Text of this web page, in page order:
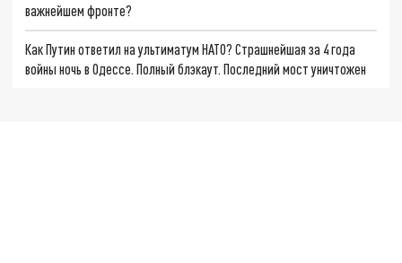
важнейшем фронте?
Как Путин ответил на ультиматум НАТО? Страшнейшая за 4 года
войны ночь в Одессе. Полный блэкаут. Последний мост уничтожен